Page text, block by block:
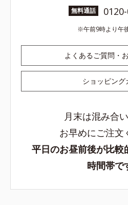
無料通話
午前9時より午
よくあるご質問・
ショッピング
月末は混み合
お早めにご注文
平日のお昼前後が比較
時間帯で